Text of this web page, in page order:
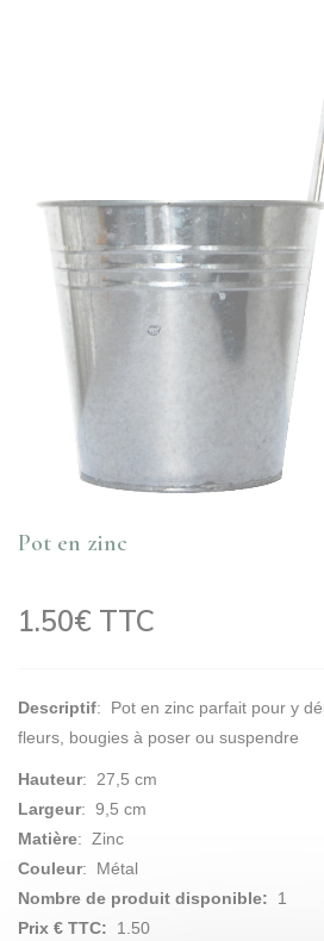
Pot en zinc
1.50€ TTC
Descriptif: Pot en zinc parfait pour y
fleurs, bougies à poser ou suspendre
Hauteur: 27,5 cm
Largeur: 9,5 cm
Matière: Zinc
Couleur: Métal
Nombre de produit disponible: 1
Prix € TTC: 1.50